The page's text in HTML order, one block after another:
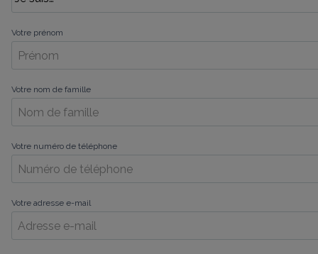
Votre prénom
Votre nom de famille
Votre numéro de téléphone
Votre adresse e-mail